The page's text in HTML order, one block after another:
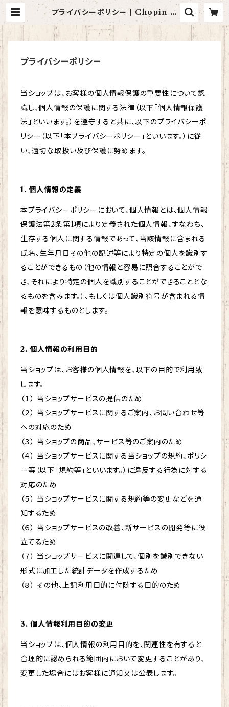
プライバシーポリシー | Chopin D
esign
プライバシーポリシー
当ショップは、お客様の個人情報保護の重要性について認
識し、個人情報の保護に関する法律（以下「個人情報保護
法」といいます。）を遵守すると共に、以下のプライバシーポ
リシー（以下「本プライバシーポリシー」といいます。）に従
い、適切な取扱い及び保護に努めます。
1. 個人情報の定義
本プライバシーポリシーにおいて、個人情報とは、個人情報
保護法第2条第1項により定義された個人情報、すなわち、
生存する個人に関する情報であって、当該情報に含まれる
氏名、生年月日その他の記述等により特定の個人を識別す
ることができるもの（他の情報と容易に照合することがで
き、それにより特定の個人を識別することができることとな
るものを含みます。）、もしくは個人識別符号が含まれる情
報を意味するものとします。
2. 個人情報の利用目的
当ショップは、お客様の個人情報を、以下の目的で利用致
します。
（１） 当ショップサービスの提供のため
（２） 当ショップサービスに関するご案内、お問い合わせ等
への対応のため
（３） 当ショップの商品、サービス等のご案内のため
（４） 当ショップサービスに関する当ショップの規約、ポリシ
ー等（以下「規約等」といいます。）に違反する行為に対する
対応のため
（５） 当ショップサービスに関する規約等の変更などを通
知するため
（６） 当ショップサービスの改善、新サービスの開発等に役
立てるため
（７） 当ショップサービスに関連して、個別を識別できない
形式に加工した統計データを作成するため
（８） その他、上記利用目的に付随する目的のため
3. 個人情報利用目的の変更
当ショップは、個人情報の利用目的を、関連性を有すると
合理的に認められる範囲内において変更することがあり、
変更した場合にはお客様に通知又は公表します。